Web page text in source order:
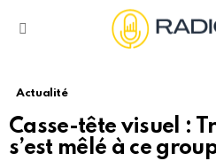
Actualité
Casse-tête visuel :
s’est mêlé à ce